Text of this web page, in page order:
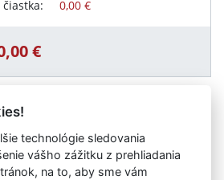
0,00 €
€
technológie sledovania
vášho zážitku z prehliadania
na to, aby sme vám